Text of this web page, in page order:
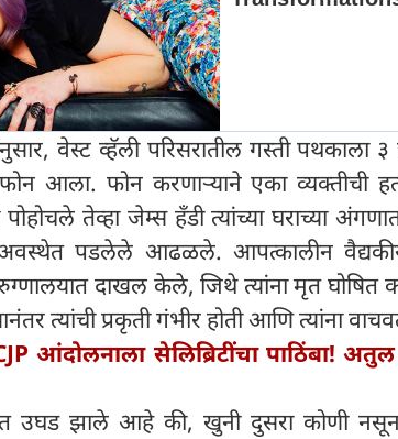
वेस्ट व्हॅली परिसरातील गस्ती
आला. फोन करणाऱ्याने एका व्यक्तीची
तेव्हा जेम्स हँडी त्यांच्या घराच्या
पडलेले आढळले. आपत्कालीन
दाखल केले, जिथे त्यांना मृत घोषित
त्यांची प्रकृती गंभीर होती आणि त्यांना
आंदोलनाला सेलिब्रिटींचा पाठिंबा!
उघड झाले आहे की, खुनी दुसरा कोणी नसून